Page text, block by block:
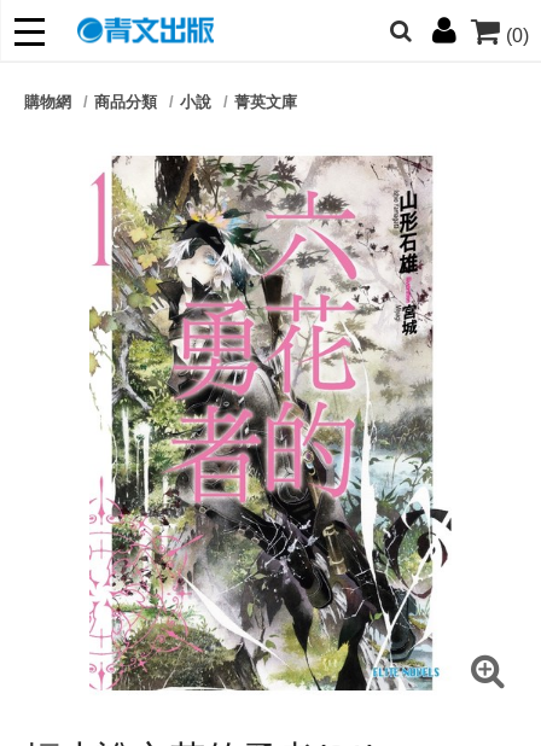
(0)
朋友們，提高警覺！
購物網 商品分類 小說 菁英文庫